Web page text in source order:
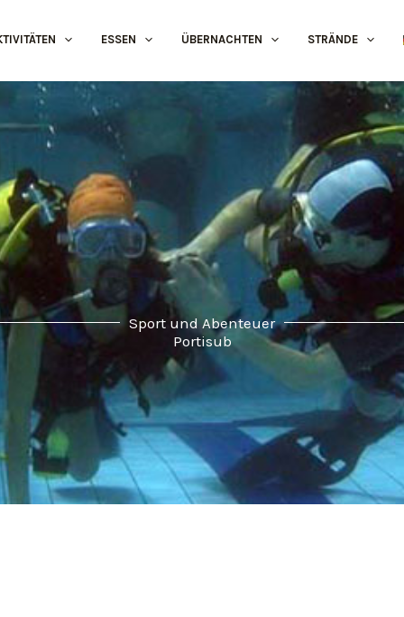
ESSEN ÜBERNACHTEN STRÄNDE
Sport und Abenteuer
Portisub